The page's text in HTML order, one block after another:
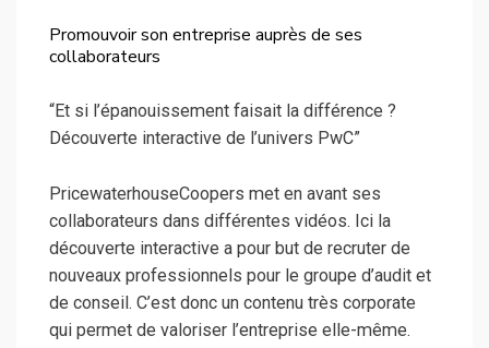
Promouvoir son entreprise auprès de ses
collaborateurs
“Et si l’épanouissement faisait la différence ?
Découverte interactive de l’univers PwC”
PricewaterhouseCoopers met en avant ses
collaborateurs dans différentes vidéos. Ici la
découverte interactive a pour but de recruter de
nouveaux professionnels pour le groupe d’audit et
de conseil. C’est donc un contenu très corporate
qui permet de valoriser l’entreprise elle-même.